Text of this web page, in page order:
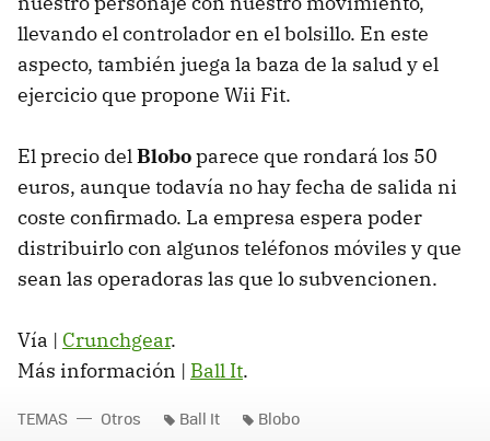
llevando el controlador en el bolsillo. En este
aspecto, también juega la baza de la salud y el
ejercicio que propone Wii Fit.
El precio delBloboparece que rondará los 50
euros, aunque todavía no hay fecha de salida ni
coste confirmado. La empresa espera poder
distribuirlo con algunos teléfonos móviles y que
sean las operadoras las que lo subvencionen.
Vía | Crunchgear.
Más información | Ball It.
TEMAS Otros Ball It Blobo